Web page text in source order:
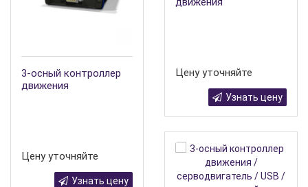
3-осный контроллер
движения
Цену уточняйте
Узнать цену
Цену уточняйте
Узнать цену